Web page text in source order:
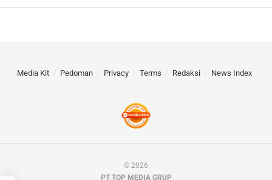
Media Kit Pedoman Privacy Terms Redaksi News Index
© 2026
PT TOP MEDIA GRUP